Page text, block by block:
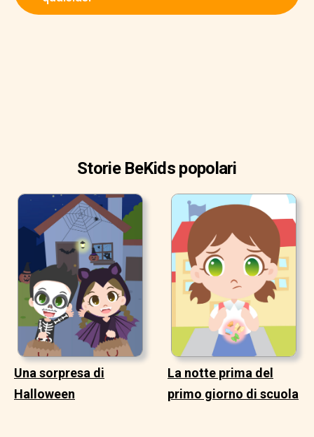
Storie BeKids popolari
Una sorpresa di
Halloween
La notte prima del
primo giorno di scuola